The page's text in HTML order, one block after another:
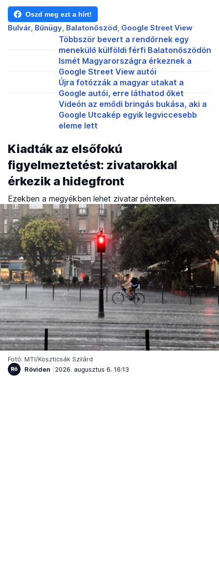
Oszd meg ezt a hírt!
Bulvár Bűnügy Balatonőszöd Google Street View
Többször bevert a rendőrnek egy
menekülő külföldi férfi Balatonőszödön
Ismét Magyarországra érkeznek a
Google Street View autói
Újra fotózzák a magyar utakat a
Google autói, erre láthatod őket
Videón az emődi bringás bukása, aki a
Google Utcakép egyik legviccesebb
eleme lett
Kiadták az elsőfokú
figyelmeztetést: zivatarokkal
érkezik a hidegfront
Ezekben a megyékben lehet zivatar pénteken.
Fotó: MTI/Koszticsák Szilárd
Röviden
2026. augusztus 6. 16:13